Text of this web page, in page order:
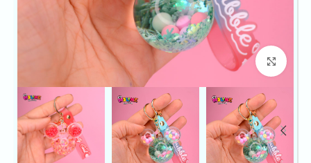
بزرگنمایی تصویر